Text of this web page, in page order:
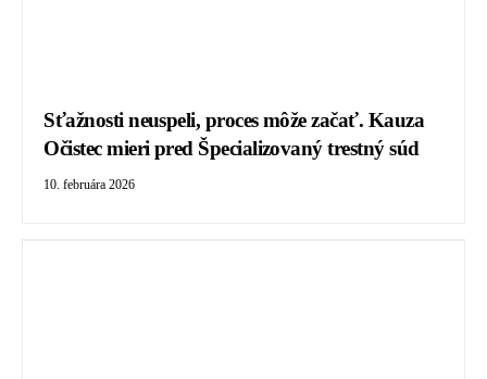
Sťažnosti neuspeli, proces môže začať. Kauza
Očistec mieri pred Špecializovaný trestný súd
10. februára 2026